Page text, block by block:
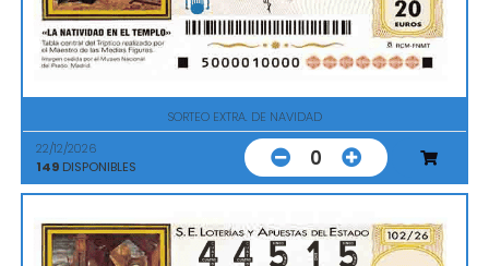
SORTEO EXTRA. DE NAVIDAD
22/12/2026
149 DISPONIBLES 0